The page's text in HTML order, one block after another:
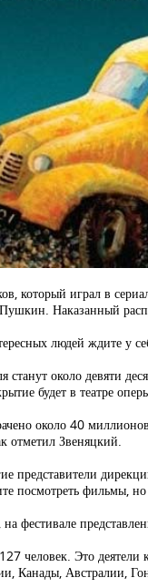
который играл в
Наказанный
людей ждите у
станут около девяти
будет в театре
около 40
отметил Звеняцкий.
представители
посмотреть фильмы,
фестивале
127 человек. Это
Канады, Австралии,